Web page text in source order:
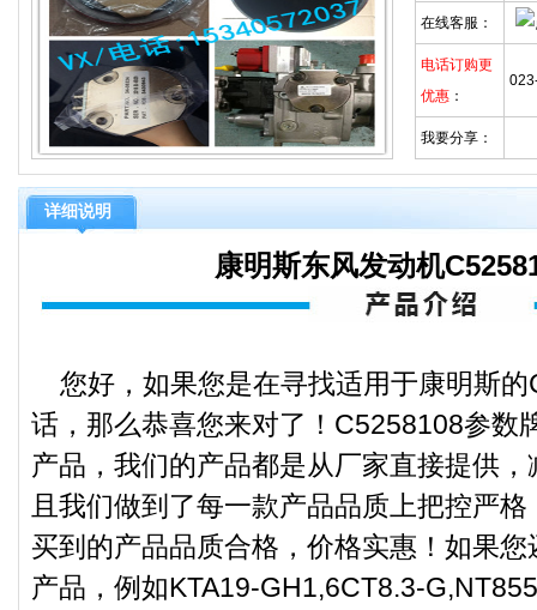
在线客服：
电话订购更
优惠 ：
我要分享：
详细说明
康明斯东风发动机
您好，如果您是在寻找适用于康明斯
话，那么恭喜您来对了！C5258108参数
产品，我们的产品都是从厂家直接提供
且我们做到了每一款产品品质上把控严
买到的产品品质合格，价格实惠！如果
产品，例如KTA19-GH1,6CT8.3-